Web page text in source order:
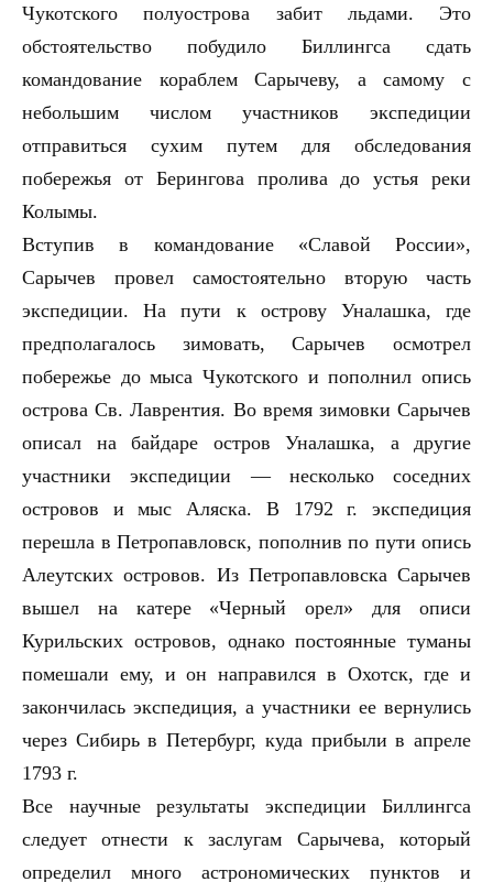
Чукотского полуострова забит льдами. Это
обстоятельство побудило Биллингса сдать
командование кораблем Сарычеву, а самому с
небольшим числом участников экспедиции
отправиться сухим путем для обследования
побережья от Берингова пролива до устья реки
Колымы.
Вступив в командование «Славой России»,
Сарычев провел самостоятельно вторую часть
экспедиции. На пути к острову Уналашка, где
предполагалось зимовать, Сарычев осмотрел
побережье до мыса Чукотского и пополнил опись
острова Св. Лаврентия. Во время зимовки Сарычев
описал на байдаре остров Уналашка, а другие
участники экспедиции — несколько соседних
островов и мыс Аляска. В 1792 г. экспедиция
перешла в Петропавловск, пополнив по пути опись
Алеутских островов. Из Петропавловска Сарычев
вышел на катере «Черный орел» для описи
Курильских островов, однако постоянные туманы
помешали ему, и он направился в Охотск, где и
закончилась экспедиция, а участники ее вернулись
через Сибирь в Петербург, куда прибыли в апреле
1793 г.
Все научные результаты экспедиции Биллингса
следует отнести к заслугам Сарычева, который
определил много астрономических пунктов и